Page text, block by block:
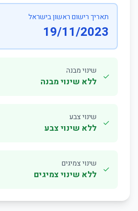
תאריך רישום ראשון בישראל
19/11/2023
✓
שינוי מבנה
ללא שינוי מבנה
✓
שינוי צבע
ללא שינוי צבע
✓
שינוי צמיגים
ללא שינוי צמיגים